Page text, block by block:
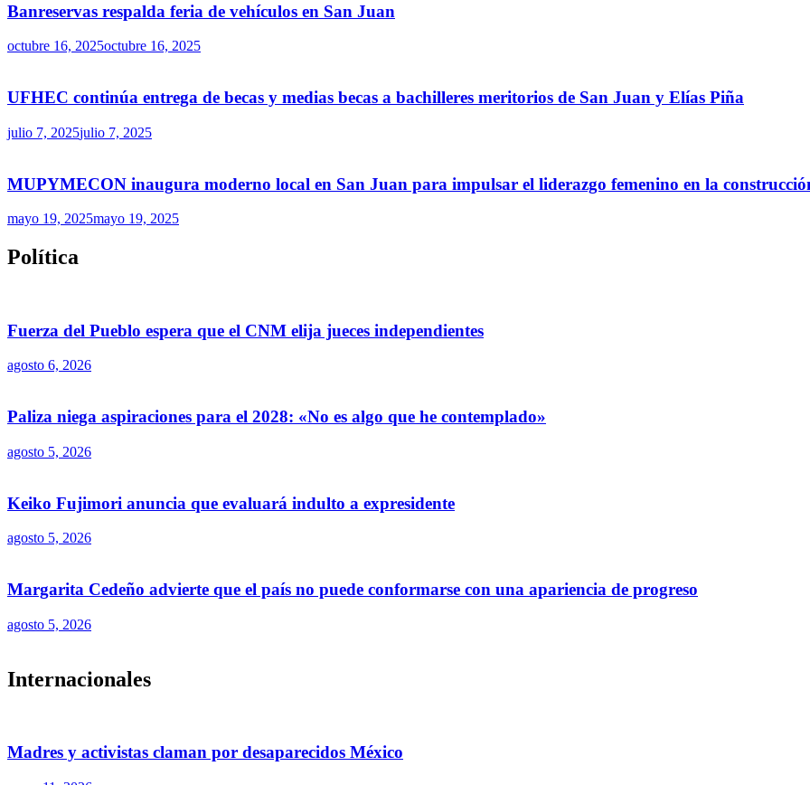
Banreservas respalda feria de vehículos en San Juan
octubre 16, 2025octubre 16, 2025
UFHEC continúa entrega de becas y medias becas a bachilleres meritorios de San Juan y Elías Piña
julio 7, 2025julio 7, 2025
MUPYMECON inaugura moderno local en San Juan para impulsar el liderazgo femenino en la
mayo 19, 2025mayo 19, 2025
Política
Fuerza del Pueblo espera que el CNM elija jueces independientes
agosto 6, 2026
Paliza niega aspiraciones para el 2028: «No es algo que he contemplado»
agosto 5, 2026
Keiko Fujimori anuncia que evaluará indulto a expresidente
agosto 5, 2026
Margarita Cedeño advierte que el país no puede conformarse con una apariencia de progreso
agosto 5, 2026
Internacionales
Madres y activistas claman por desaparecidos México